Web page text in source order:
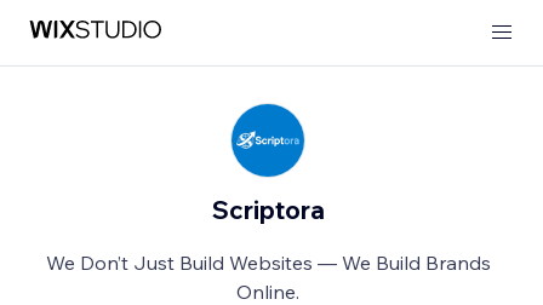
Scriptora
We Don’t Just Build Websites — We Build Brands
Online.